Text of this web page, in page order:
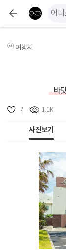
여행지
바
2 1.1K
사진보기